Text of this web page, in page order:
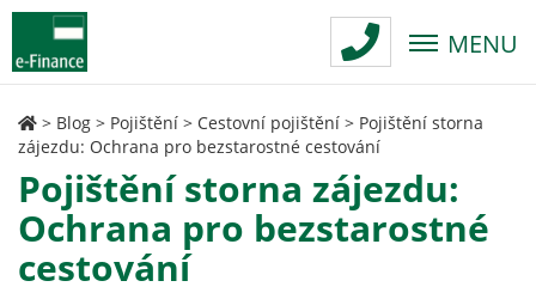
MENU
> Blog > Pojištění > Cestovní pojištění > Pojištění storna
zájezdu: Ochrana pro bezstarostné cestování
Pojištění storna zájezdu:
Ochrana pro bezstarostné
cestování